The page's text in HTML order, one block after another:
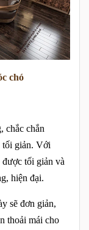
chó
chắc chắn
tối giản. Với
được tối giản và
hiện đại.
sẽ đơn giản,
thoải mái cho